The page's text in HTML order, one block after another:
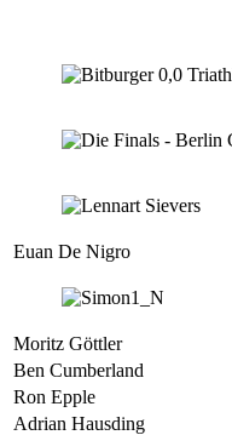
Euan De Nigro
Moritz Göttler
Ben Cumberland
Ron Epple
Adrian Hausding